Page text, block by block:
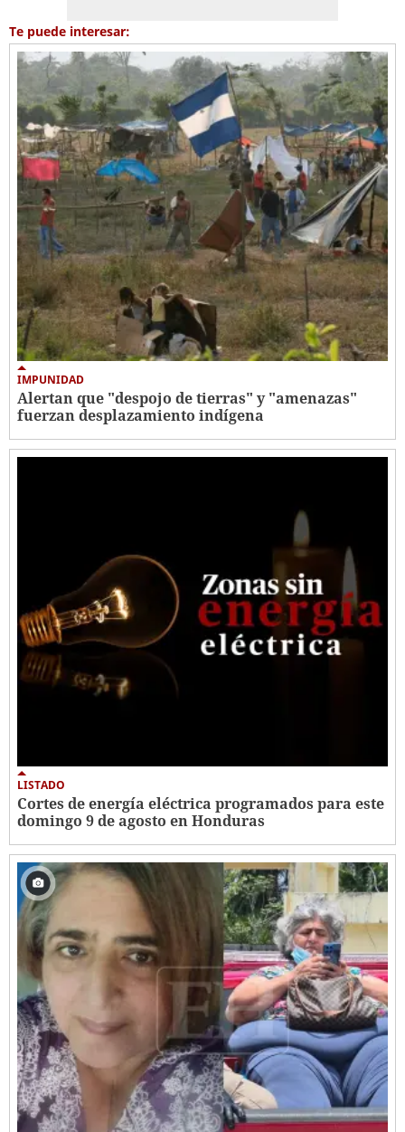
Te puede interesar:
IMPUNIDAD
Alertan que "despojo de tierras" y "amenazas"
fuerzan desplazamiento indígena
LISTADO
Cortes de energía eléctrica programados para este
domingo 9 de agosto en Honduras